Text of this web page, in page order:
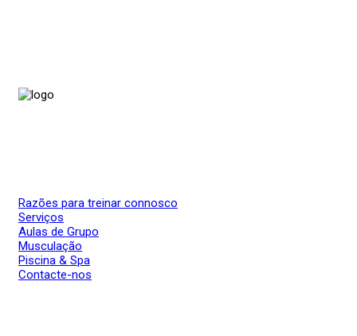
Razões para treinar connosco
Serviços
Aulas de Grupo
Musculação
Piscina & Spa
Contacte-nos